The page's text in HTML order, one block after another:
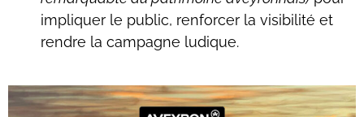
impliquer le public, renforcer la visibilité et
rendre la campagne ludique.